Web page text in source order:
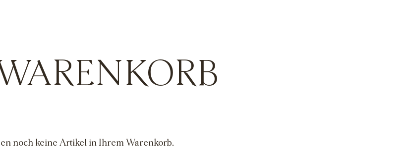
noch keine Artikel in Ihrem Warenkorb.